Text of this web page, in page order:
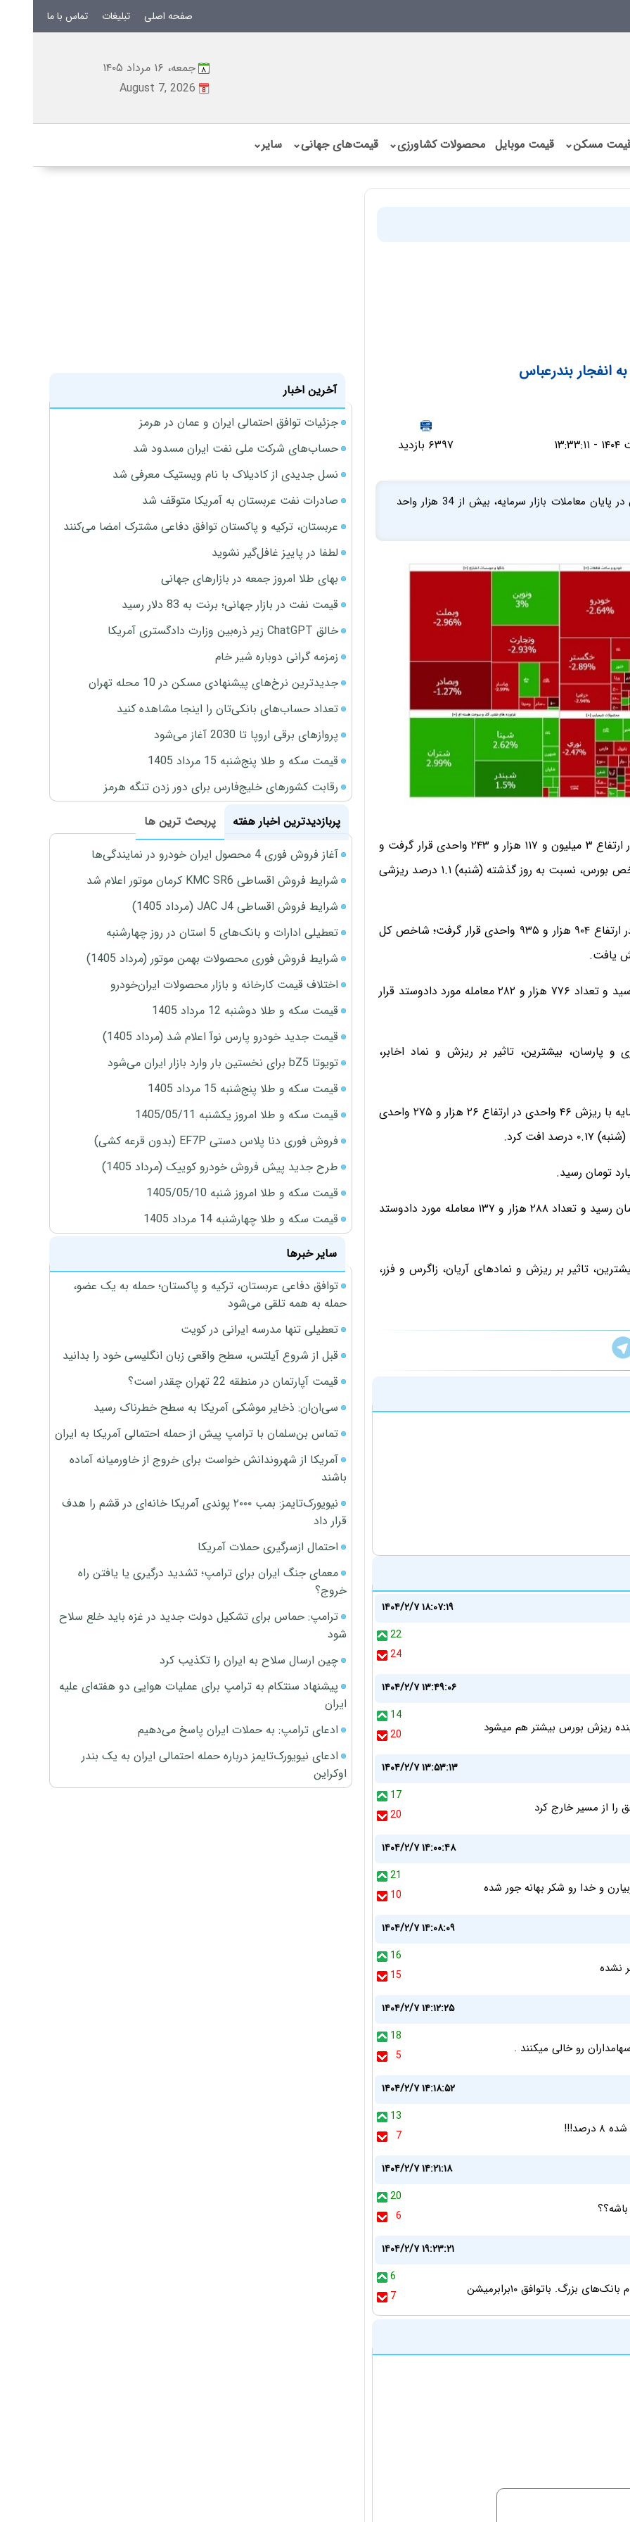
صفحه اصلی تبلیغات تماس با ما
جمعه، ۱۶ مرداد ۱۴۰۵
August 7, 2026
مسکن⌄ قیمت موبایل محصولات کشاورزی⌄ قیمت‌های جهانی⌄ سایر⌄
بندرعباس
۶۳۹۷ بازدید
امروز (یکشنبه 7 اردیبهشت‌ماه) شاخص کل بورس تهران در پایان معاملات بازار سرمایه، بیش از 34 هزار واحد
شاخص کل بورس تهران با ریزش ۳۴ هزار و ۶۶۸ واحدی در ارتفاع ۳ میلیون و ۱۱۷ هزار و ۲۴۳ واحدی قرار گرفت و
برای اولین روز معاملاتی در هفته جاری، قرمزپوش شد؛ شاخص بورس، نسبت به روز گذشته (شنبه) ۱.۱ درصد ریزشی
شاخص هم‌وزن بورس، نیز با ریزش ۱ هزار و ۶۶۲ واحدی در ارتفاع ۹۰۴ هزار و ۹۳۵ واحدی قرار گرفت؛ شاخص کل
ارزش بازار بورس تهران به ۹۹ همت و ۳۰۳ میلیارد تومان رسید و تعداد ۷۷۶ هزار و ۲۸۲ معامله مورد دادوستد قرار
پارسان، بیشترین، تاثیر بر ریزش و نماد اخابر،
شاخص کل فرابورس ایران در پایان معاملات امروز بازار سرمایه با ریزش ۴۶ واحدی در ارتفاع ۲۶ هزار و ۲۷۵ واحدی
کرد.
ارزش بازار پایه فرابورس ایران به ۳ همت و ۴۲۰ میلیارد تومان رسید و تعداد ۲۸۸ هزار و ۱۳۷ معامله مورد دادوستد
تاثیر بر ریزش و نماد‌های آریان، زاگرس و فزر،
۱۴۰۴/۲/۷ ۱۸:۰۷:۱۹
22
24
۱۴۰۴/۲/۷ ۱۳:۴۹:۰۶
14
20
اینده ریزش بورس بیشتر هم میشود
۱۴۰۴/۲/۷ ۱۳:۵۳:۱۳
17
20
را از مسیر خارج کرد
۱۴۰۴/۲/۷ ۱۴:۰۰:۴۸
21
10
و خدا رو شکر بهانه جور شده
۱۴۰۴/۲/۷ ۱۴:۰۸:۰۹
16
15
نشده
۱۴۰۴/۲/۷ ۱۴:۱۲:۲۵
18
5
رو خالی میکنند .
۱۴۰۴/۲/۷ ۱۴:۱۸:۵۲
13
7
۱۴۰۴/۲/۷ ۱۴:۲۱:۱۸
20
6
۱۴۰۴/۲/۷ ۱۹:۲۳:۲۱
6
7
باتوافق ۱۰برابرمیشن
آخرین اخبار
جزئیات توافق احتمالی ایران و عمان در هرمز
حساب‌های شرکت ملی نفت ایران مسدود شد
نسل جدیدی از کادیلاک با نام ویستیک معرفی شد
صادرات نفت عربستان به آمریکا متوقف شد
عربستان، ترکیه و پاکستان توافق دفاعی مشترک امضا می‌کنند
لطفا در پاییز غافل‌گیر نشوید
بهای طلا امروز جمعه در بازارهای جهانی
قیمت نفت در بازار جهانی؛ برنت به 83 دلار رسید
خالق ChatGPT زیر ذره‌بین وزارت دادگستری آمریکا
زمزمه گرانی دوباره شیر خام
جدیدترین نرخ‌های پیشنهادی مسکن در 10 محله تهران
تعداد حساب‌های بانکی‌تان را اینجا مشاهده کنید
پروازهای برقی اروپا تا 2030 آغاز می‌شود
قیمت سکه و طلا پنج‌شنبه 15 مرداد 1405
رقابت کشورهای خلیج‌فارس برای دور زدن تنگه هرمز
پربازدیدترین اخبار هفته
پربحث ترین ها
آغاز فروش فوری 4 محصول ایران خودرو در نمایندگی‌ها
شرایط فروش اقساطی KMC SR6 کرمان موتور اعلام شد
شرایط فروش اقساطی JAC J4 (مرداد 1405)
تعطیلی ادارات و بانک‌های 5 استان در روز چهارشنبه
شرایط فروش فوری محصولات بهمن موتور (مرداد 1405)
اختلاف قیمت کارخانه و بازار محصولات ایران‌خودرو
قیمت سکه و طلا دوشنبه 12 مرداد 1405
قیمت جدید خودرو پارس نوآ اعلام شد (مرداد 1405)
تویوتا bZ5 برای نخستین بار وارد بازار ایران می‌شود
قیمت سکه و طلا پنج‌شنبه 15 مرداد 1405
قیمت سکه و طلا امروز یکشنبه 1405/05/11
فروش فوری دنا پلاس دستی EF7P (بدون قرعه کشی)
طرح جدید پیش فروش خودرو کوییک (مرداد 1405)
قیمت سکه و طلا امروز شنبه 1405/05/10
قیمت سکه و طلا چهارشنبه 14 مرداد 1405
سایر خبرها
توافق دفاعی عربستان، ترکیه و پاکستان؛ حمله به یک عضو،
حمله به همه تلقی می‌شود
تعطیلی تنها مدرسه ایرانی در کویت
قبل از شروع آیلتس، سطح واقعی زبان انگلیسی خود را بدانید
قیمت آپارتمان در منطقه 22 تهران چقدر است؟
سی‌ان‌ان: ذخایر موشکی آمریکا به سطح خطرناک رسید
تماس بن‌سلمان با ترامپ پیش از حمله احتمالی آمریکا به ایران
آمریکا از شهروندانش خواست برای خروج از خاورمیانه آماده
باشند
نیویورک‌تایمز: بمب ۲۰۰۰ پوندی آمریکا خانه‌ای در قشم را هدف
قرار داد
احتمال ازسرگیری حملات آمریکا
معمای جنگ ایران برای ترامپ؛ تشدید درگیری یا یافتن راه
خروج؟
ترامپ: حماس برای تشکیل دولت جدید در غزه باید خلع سلاح
شود
چین ارسال سلاح به ایران را تکذیب کرد
پیشنهاد سنتکام به ترامپ برای عملیات هوایی دو هفته‌ای علیه
ایران
ادعای ترامپ: به حملات ایران پاسخ می‌دهیم
ادعای نیویورک‌تایمز درباره حمله احتمالی ایران به یک بندر
اوکراین